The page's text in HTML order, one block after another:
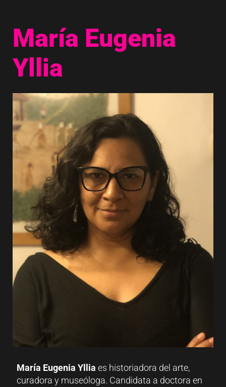
María Eugenia
Yllia
María Eugenia Yllia es historiadora del arte,
curadora y museóloga. Candidata a doctora en